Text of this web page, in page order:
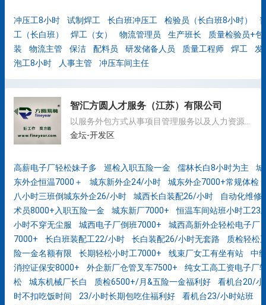
冲压工8小时 试制焊工 长白班冲压工 检验员（长白班8小时）
工（长白班）
焊工（女） 物流管理员 生产班长
质量检验员+包
装
物流主管 保洁 配料员 研发储备人员 质量工程师 焊工
发
泡工8小时
人事主管 冲压车间主任
智汇方圆人才服务（江苏）有限公司
金坛-开发区
高薪电子厂轻松妹子多 巡检入职五险一金 儒林长白8小时为主
城
东外企恒温7000＋
城东新外企24/小时
城东外企7000+常规体检
八小时三班倒城东外企26/小时
城西长白装配26/小时
自动化维修
术员8000+入职五险一金
城东新厂7000+
恒温车间站班小时工23/
小时不穿无尘服
城西电子厂倒班7000+
城西高新外企轻松电子厂
7000+
长白班装配工22/小时 长白装配26/小时无套路
质检轻松
险一金名额有限
长期轻松小时工7000+ 线束厂女工有坐有站
中
消控证保安8000+
外企新厂仓管叉车7500+
纯女工高工资电子厂
松
城东机械厂长白 质检6500+/月&五险一金福利好
看机台20/小
时不扣吃饭时间
23/小时长期包吃住福利好
看机台23/小时站班